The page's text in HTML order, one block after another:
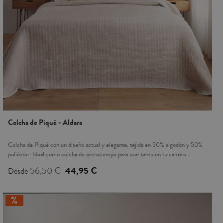
Colcha de Piqué - Aldara
Colcha de Piqué con un diseño actual y elegante, tejida en 50% algodón y 50%
poliéster. Ideal como colcha de entretiempo para usar tanto en tu cama o
colección de cojines. Los cojines a juego se venden por separado, no vienen
Desde56,50 € 44,95 €